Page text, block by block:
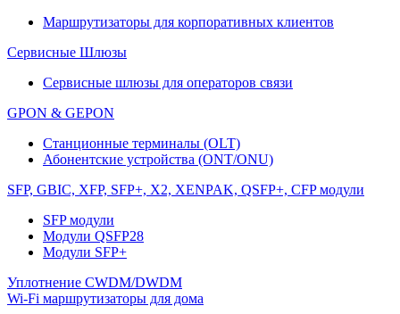
Маршрутизаторы для корпоративных клиентов
Сервисные Шлюзы
Сервисные шлюзы для операторов связи
GPON & GEPON
Станционные терминалы (OLT)
Абонентские устройства (ONT/ONU)
SFP, GBIC, XFP, SFP+, X2, XENPAK, QSFP+, CFP модули
SFP модули
Модули QSFP28
Модули SFP+
Уплотнение CWDM/DWDM
Wi-Fi маршрутизаторы для дома